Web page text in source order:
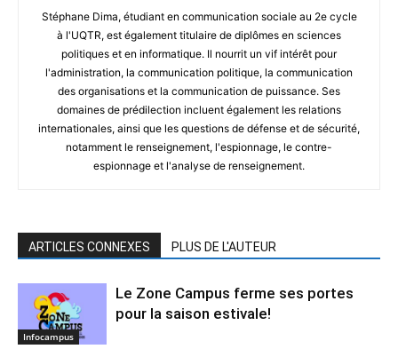
Stéphane Dima, étudiant en communication sociale au 2e cycle
à l'UQTR, est également titulaire de diplômes en sciences
politiques et en informatique. Il nourrit un vif intérêt pour
l'administration, la communication politique, la communication
des organisations et la communication de puissance. Ses
domaines de prédilection incluent également les relations
internationales, ainsi que les questions de défense et de sécurité,
notamment le renseignement, l'espionnage, le contre-
espionnage et l'analyse de renseignement.
ARTICLES CONNEXES PLUS DE L'AUTEUR
Infocampus
Le Zone Campus ferme ses portes
pour la saison estivale!